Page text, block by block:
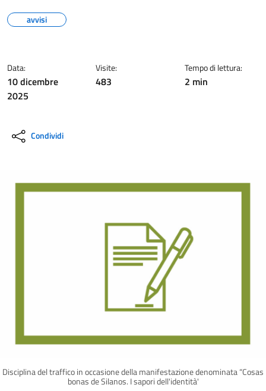
avvisi
Data:
10 dicembre
2025
Visite:
483
Tempo di lettura:
2 min
Condividi
Disciplina del traffico in occasione della manifestazione denominata “Cosas
bonas de Silanos. I sapori dell'identità'